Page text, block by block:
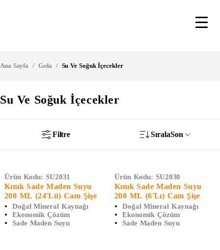
Su Ve Soğuk İçecekler
Ana Sayfa / Gıda / Su Ve Soğuk İçecekler
Filtre SıralaSon
Ürün Kodu: SU2031
Kınık Sade Maden Suyu
200 ML (24'Lü) Cam Şişe
Doğal Mineral Kaynağı
Ekonomik Çözüm
Sade Maden Suyu
Ürün Kodu: SU2030
Kınık Sade Maden Suyu
200 ML (6'Lı) Cam Şişe
Doğal Mineral Kaynağı
Ekonomik Çözüm
Sade Maden Suyu